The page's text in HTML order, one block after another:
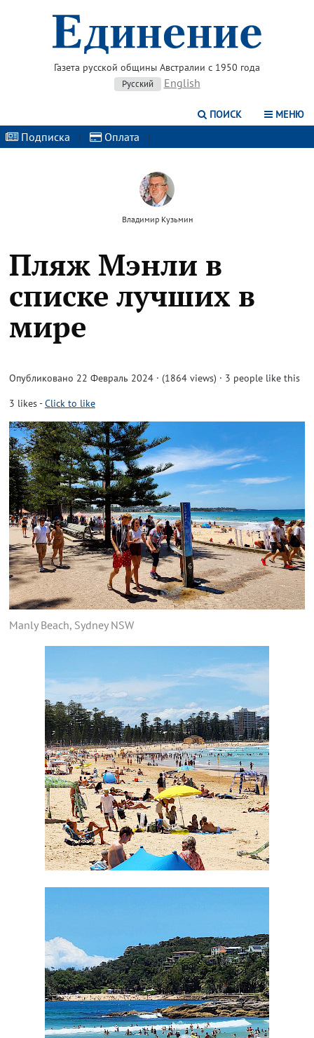
Газета русской общины Австралии с 1950 года
Русский English
ПОИСК МЕНЮ
Подписка | Оплата |
Владимир Кузьмин
Пляж Мэнли в
списке лучших в
мире
Опубликовано 22 Февраль 2024 · (1864 views) · 3 people like this
3 likes-Click to like
Manly Beach, Sydney NSW